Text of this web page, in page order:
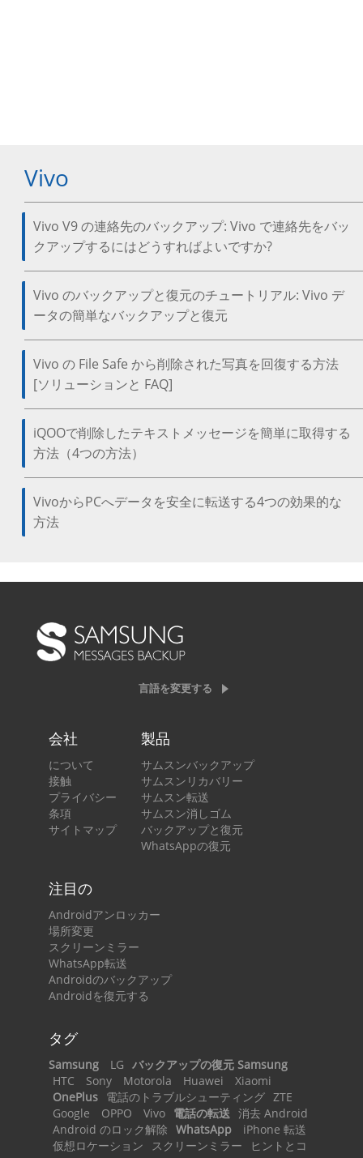
Vivo
Vivo V9 の連絡先のバックアップ: Vivo で連絡先をバッ
クアップするにはどうすればよいですか?
Vivo のバックアップと復元のチュートリアル: Vivo デ
ータの簡単なバックアップと復元
Vivo の File Safe から削除された写真を回復する方法
[ソリューションと FAQ]
iQOOで削除したテキストメッセージを簡単に取得する
方法（4つの方法）
VivoからPCへデータを安全に転送する4つの効果的な
方法
言語を変更する
会社
について
接触
プライバシー
条項
サイトマップ
製品
サムスンバックアップ
サムスンリカバリー
サムスン転送
サムスン消しゴム
バックアップと復元
WhatsAppの復元
注目の
Androidアンロッカー
場所変更
スクリーンミラー
WhatsApp転送
Androidのバックアップ
Androidを復元する
タグ
Samsung LG バックアップの復元 Samsung
HTC
Sony Motorola Huawei
Xiaomi
OnePlus 電話のトラブルシューティング ZTE
Google
OPPO Vivo 電話の転送 消去 Android
Android のロック解除 WhatsApp
iPhone 転送
仮想ロケーション
スクリーンミラー
ヒントとコ